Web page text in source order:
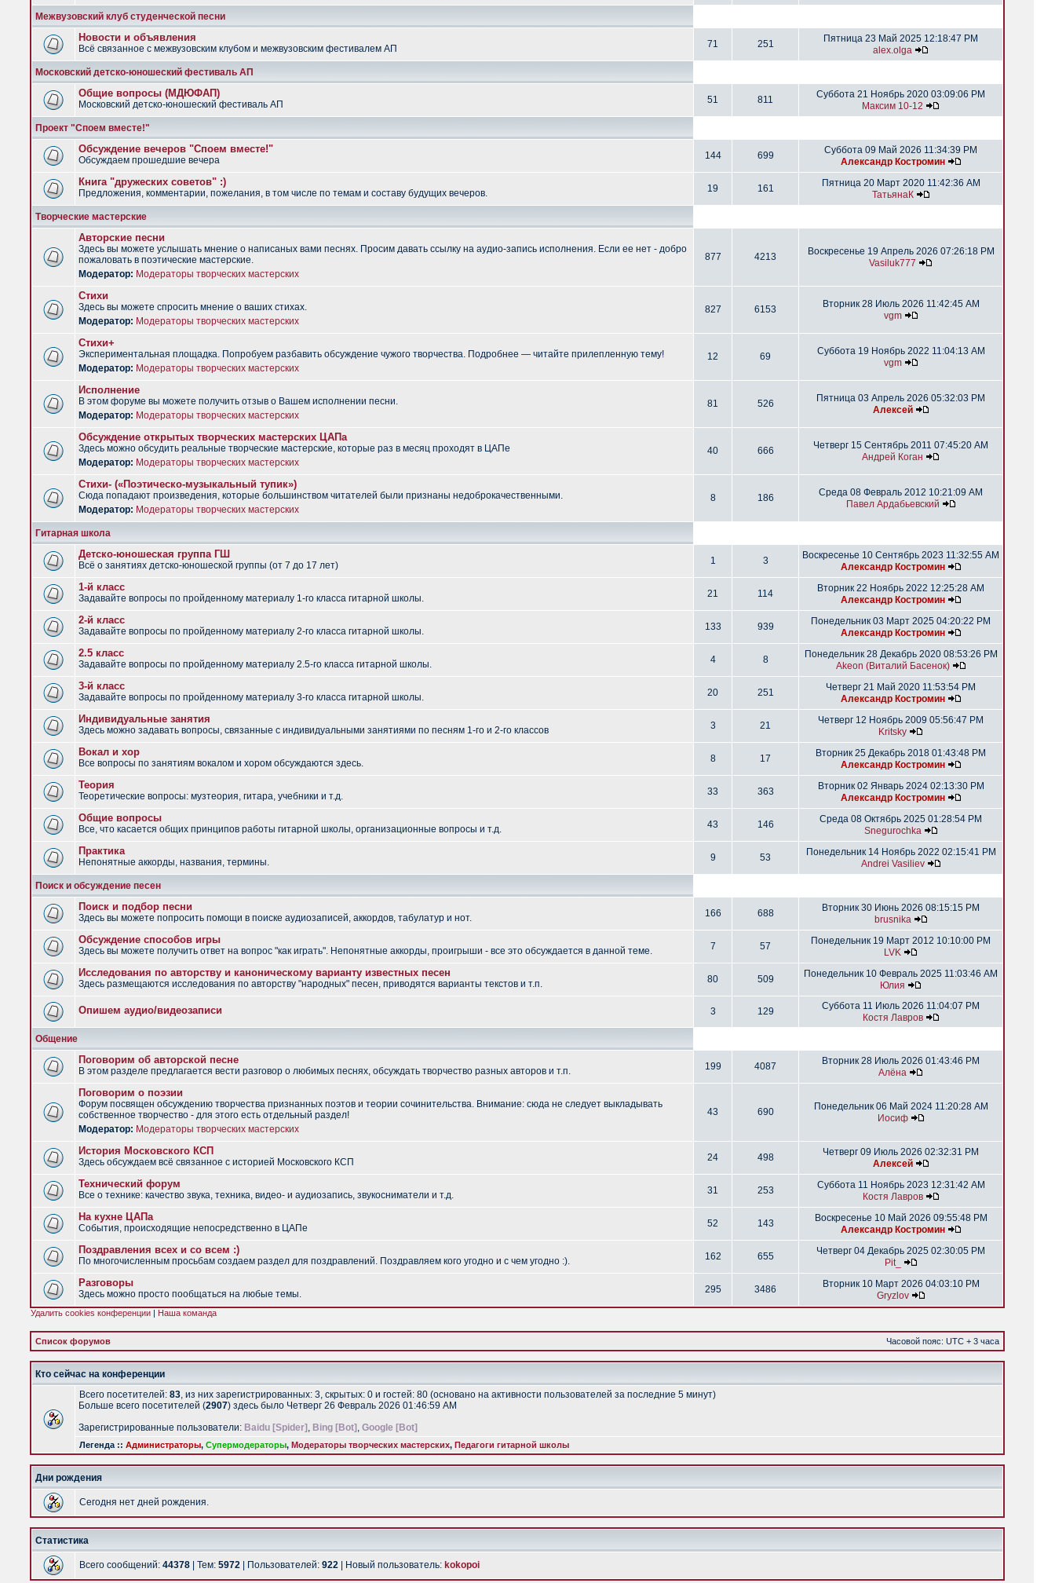
Межвузовский клуб студенческой песни
Новости и объявления
Всё связанное с межвузовским клубом и межвузовским фестивалем АП 71 251
Пятница 23 Май 2025 12:18:47 PM
alex.olga
Московский детско-юношеский фестиваль АП
Общие вопросы (МДЮФАП)
Московский детско-юношеский фестиваль АП 51 811
Суббота 21 Ноябрь 2020 03:09:06 PM
Максим 10-12
Проект "Споем вместе!"
Обсуждение вечеров "Споем вместе!"
Обсуждаем прошедшие вечера 144 699
Суббота 09 Май 2026 11:34:39 PM
Александр Костромин
Книга "дружеских советов" :)
Предложения, комментарии, пожелания, в том числе по темам и составу будущих вечеров. 19 161
Пятница 20 Март 2020 11:42:36 AM
ТатьянаК
Творческие мастерские
Авторские песни
Здесь вы можете услышать мнение о написаных вами песнях. Просим давать ссылку на аудио-запись исполнения. Если ее нет - добро
пожаловать в поэтические мастерские.
Модератор: Модераторы творческих мастерских
877 4213
Воскресенье 19 Апрель 2026 07:26:18 PM
Vasiluk777
Стихи
Здесь вы можете спросить мнение о ваших стихах.
Модератор: Модераторы творческих мастерских
827 6153
Вторник 28 Июль 2026 11:42:45 AM
vgm
Стихи+
Экспериментальная площадка. Попробуем разбавить обсуждение чужого творчества. Подробнее — читайте прилепленную тему!
Модератор: Модераторы творческих мастерских
12 69
Суббота 19 Ноябрь 2022 11:04:13 AM
vgm
Исполнение
В этом форуме вы можете получить отзыв о Вашем исполнении песни.
Модератор: Модераторы творческих мастерских
81 526
Пятница 03 Апрель 2026 05:32:03 PM
Алексей
Обсуждение открытых творческих мастерских ЦАПа
Здесь можно обсудить реальные творческие мастерские, которые раз в месяц проходят в ЦАПе
Модератор: Модераторы творческих мастерских
40 666
Четверг 15 Сентябрь 2011 07:45:20 AM
Андрей Коган
Стихи- («Поэтическо-музыкальный тупик»)
Сюда попадают произведения, которые большинством читателей были признаны недоброкачественными.
Модератор: Модераторы творческих мастерских
8 186
Среда 08 Февраль 2012 10:21:09 AM
Павел Ардабьевский
Гитарная школа
Детско-юношеская группа ГШ
Всё о занятиях детско-юношеской группы (от 7 до 17 лет) 1 3
Воскресенье 10 Сентябрь 2023 11:32:55 AM
Александр Костромин
1-й класс
Задавайте вопросы по пройденному материалу 1-го класса гитарной школы. 21 114
Вторник 22 Ноябрь 2022 12:25:28 AM
Александр Костромин
2-й класс
Задавайте вопросы по пройденному материалу 2-го класса гитарной школы. 133 939
Понедельник 03 Март 2025 04:20:22 PM
Александр Костромин
2.5 класс
Задавайте вопросы по пройденному материалу 2.5-го класса гитарной школы. 4 8
Понедельник 28 Декабрь 2020 08:53:26 PM
Akeon (Виталий Басенок)
3-й класс
Задавайте вопросы по пройденному материалу 3-го класса гитарной школы. 20 251
Четверг 21 Май 2020 11:53:54 PM
Александр Костромин
Индивидуальные занятия
Здесь можно задавать вопросы, связанные с индивидуальными занятиями по песням 1-го и 2-го классов 3 21
Четверг 12 Ноябрь 2009 05:56:47 PM
Kritsky
Вокал и хор
Все вопросы по занятиям вокалом и хором обсуждаются здесь. 8 17
Вторник 25 Декабрь 2018 01:43:48 PM
Александр Костромин
Теория
Теоретические вопросы: музтеория, гитара, учебники и т.д. 33 363
Вторник 02 Январь 2024 02:13:30 PM
Александр Костромин
Общие вопросы
Все, что касается общих принципов работы гитарной школы, организационные вопросы и т.д. 43 146
Среда 08 Октябрь 2025 01:28:54 PM
Snegurochka
Практика
Непонятные аккорды, названия, термины. 9 53
Понедельник 14 Ноябрь 2022 02:15:41 PM
Andrei Vasiliev
Поиск и обсуждение песен
Поиск и подбор песни
Здесь вы можете попросить помощи в поиске аудиозаписей, аккордов, табулатур и нот. 166 688
Вторник 30 Июнь 2026 08:15:15 PM
brusnika
Обсуждение способов игры
Здесь вы можете получить ответ на вопрос "как играть". Непонятные аккорды, проигрыши - все это обсуждается в данной теме. 7 57
Понедельник 19 Март 2012 10:10:00 PM
LVK
Исследования по авторству и каноническому варианту известных песен
Здесь размещаются исследования по авторству "народных" песен, приводятся варианты текстов и т.п. 80 509
Понедельник 10 Февраль 2025 11:03:46 AM
Юлия
Опишем аудио/видеозаписи 3 129
Суббота 11 Июль 2026 11:04:07 PM
Костя Лавров
Общение
Поговорим об авторской песне
В этом разделе предлагается вести разговор о любимых песнях, обсуждать творчество разных авторов и т.п. 199 4087
Вторник 28 Июль 2026 01:43:46 PM
Алёна
Поговорим о поэзии
Форум посвящен обсуждению творчества признанных поэтов и теории сочинительства. Внимание: сюда не следует выкладывать
собственное творчество - для этого есть отдельный раздел!
Модератор: Модераторы творческих мастерских
43 690
Понедельник 06 Май 2024 11:20:28 AM
Иосиф
История Московского КСП
Здесь обсуждаем всё связанное с историей Московского КСП 24 498
Четверг 09 Июль 2026 02:32:31 PM
Алексей
Технический форум
Все о технике: качество звука, техника, видео- и аудиозапись, звукосниматели и т.д. 31 253
Суббота 11 Ноябрь 2023 12:31:42 AM
Костя Лавров
На кухне ЦАПа
События, происходящие непосредственно в ЦАПе 52 143
Воскресенье 10 Май 2026 09:55:48 PM
Александр Костромин
Поздравления всех и со всем :)
По многочисленным просьбам создаем раздел для поздравлений. Поздравляем кого угодно и с чем угодно :). 162 655
Четверг 04 Декабрь 2025 02:30:05 PM
Pit_
Разговоры
Здесь можно просто пообщаться на любые темы. 295 3486
Вторник 10 Март 2026 04:03:10 PM
Gryzlov
Удалить cookies конференции | Наша команда
Список форумов Часовой пояс: UTC + 3 часа
Кто сейчас на конференции
Всего посетителей: 83, из них зарегистрированных: 3, скрытых: 0 и гостей: 80 (основано на активности пользователей за последние 5 минут)
Больше всего посетителей (2907) здесь было Четверг 26 Февраль 2026 01:46:59 AM
Зарегистрированные пользователи: Baidu [Spider] , Bing [Bot] , Google [Bot]
Легенда :: Администраторы, Супермодераторы, Модераторы творческих мастерских, Педагоги гитарной школы
Дни рождения
Сегодня нет дней рождения.
Статистика
Всего сообщений: 44378 | Тем: 5972 | Пользователей: 922 | Новый пользователь: kokopoi